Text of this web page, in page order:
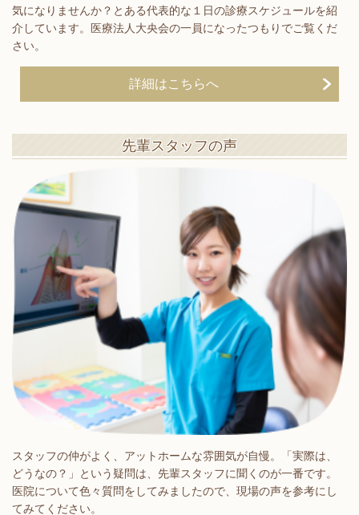
気になりませんか？とある代表的な１日の診療スケジュールを紹
介しています。医療法人大央会の一員になったつもりでご覧くだ
さい。
詳細はこちらへ
先輩スタッフの声
スタッフの仲がよく、アットホームな雰囲気が自慢。「実際は、
どうなの？」という疑問は、先輩スタッフに聞くのが一番です。
医院について色々質問をしてみましたので、現場の声を参考にし
てみてください。